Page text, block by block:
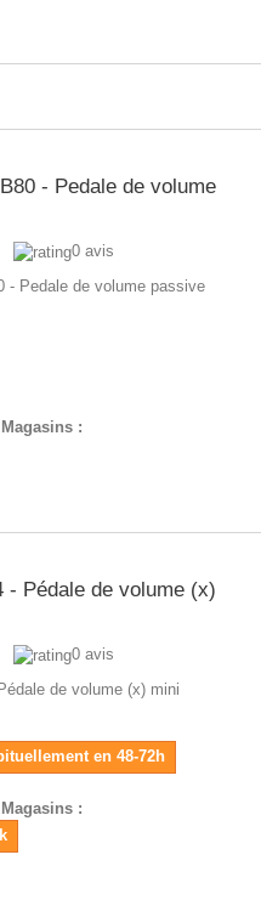
- Pedale de volume
0 avis
- Pedale de volume passive
:
- Pédale de volume (x)
0 avis
de volume (x) mini
en 48-72h
: